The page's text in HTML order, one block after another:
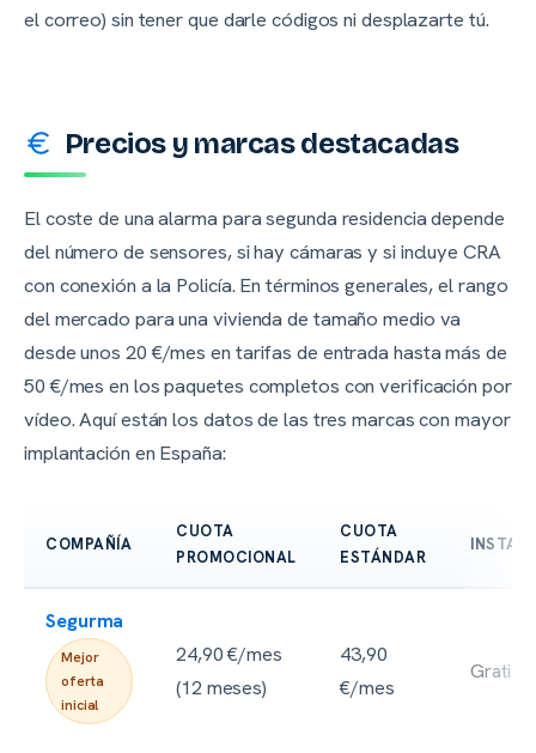
el correo) sin tener que darle códigos ni desplazarte tú.
Precios y marcas destacadas
El coste de una alarma para segunda residencia depende
del número de sensores, si hay cámaras y si incluye CRA
con conexión a la Policía. En términos generales, el rango
del mercado para una vivienda de tamaño medio va
desde unos 20 €/mes en tarifas de entrada hasta más de
50 €/mes en los paquetes completos con verificación por
vídeo. Aquí están los datos de las tres marcas con mayor
implantación en España:
COMPAÑÍA
CUOTA
PROMOCIONAL
CUOTA
ESTÁNDAR
Segurma
Mejor
oferta
inicial
24,90 €/mes
(12 meses)
43,90
€/mes
Gratis